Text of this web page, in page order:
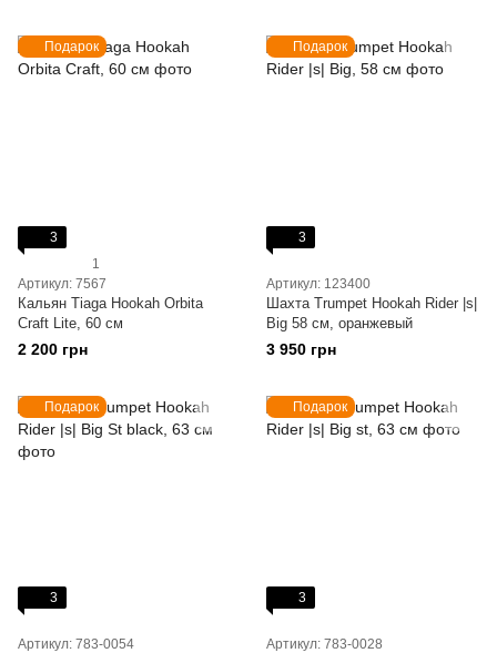
Подарок
3
1
Артикул: 7567
Кальян Tiaga Hookah Orbita
Craft Lite, 60 см
2 200 грн
Подарок
3
Артикул: 123400
Шахта Trumpet Hookah Rider |s|
Big 58 см, оранжевый
3 950 грн
Подарок
3
Артикул: 783-0054
Подарок
3
Артикул: 783-0028